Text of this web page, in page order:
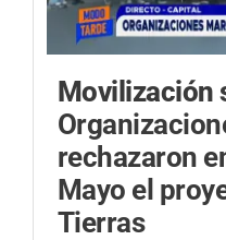
Movilización
rechazaron
Mayo el
Tierras